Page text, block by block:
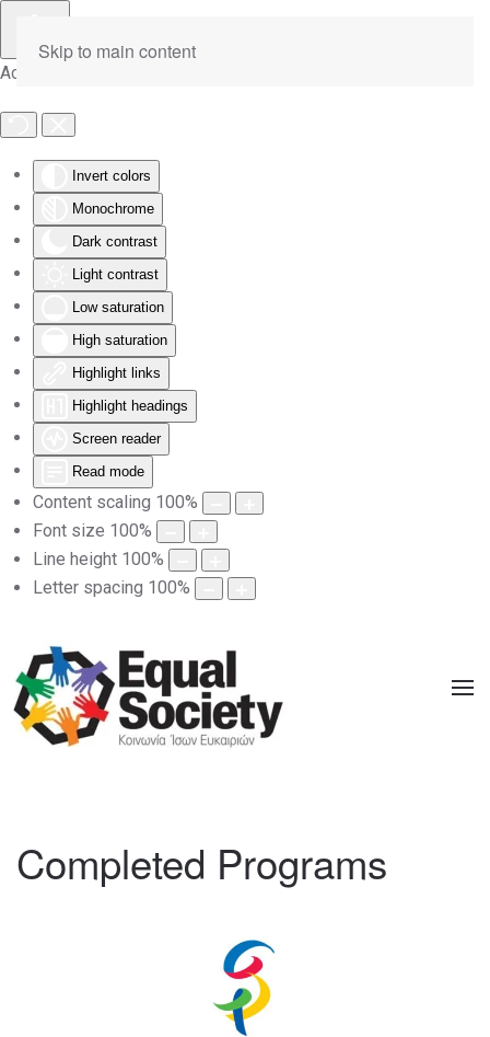
Accessibility Tools
Invert colors
Monochrome
Dark contrast
Light contrast
Low saturation
High saturation
Highlight links
Highlight headings
Screen reader
Read mode
Content scaling 100%
Font size 100%
Line height 100%
Letter spacing 100%
Skip to main content
Completed Programs